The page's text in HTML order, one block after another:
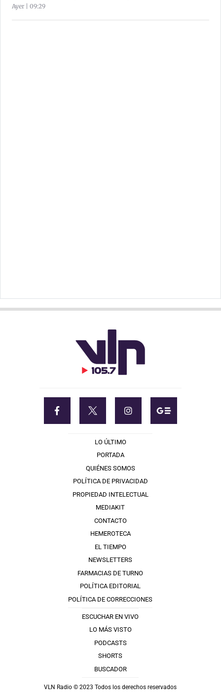
Ayer | 09:29
LO ÚLTIMO
PORTADA
QUIÉNES SOMOS
POLÍTICA DE PRIVACIDAD
PROPIEDAD INTELECTUAL
MEDIAKIT
CONTACTO
HEMEROTECA
EL TIEMPO
NEWSLETTERS
FARMACIAS DE TURNO
POLÍTICA EDITORIAL
POLÍTICA DE CORRECCIONES
ESCUCHAR EN VIVO
LO MÁS VISTO
PODCASTS
SHORTS
BUSCADOR
VLN Radio © 2023 Todos los derechos reservados